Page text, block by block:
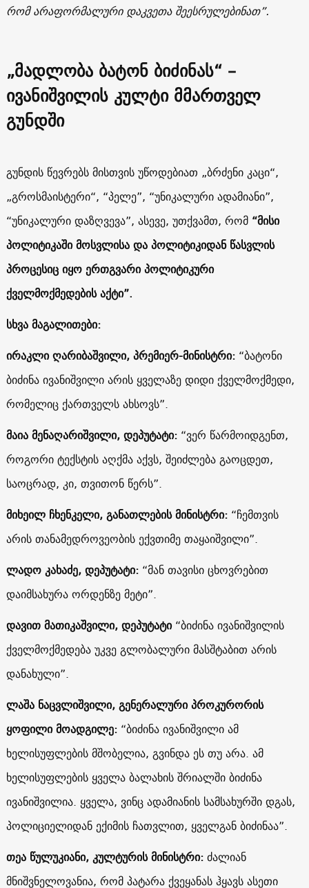
რომ არაფორმალური დაკვეთა შეესრულებინათ”.
„მადლობა ბატონ ბიძინას“ –
ივანიშვილის კულტი მმართველ
გუნდში
გუნდის წევრებს მისთვის უწოდებიათ „ბრძენი კაცი“,
„გროსმაისტერი“, “პელე”, “უნიკალური ადამიანი”,
“უნიკალური დაზღვევა”, ასევე, უთქვამთ, რომ“მისი
პოლიტიკაში მოსვლისა და პოლიტიკიდან წასვლის
პროცესიც იყო ერთგვარი პოლიტიკური
ქველმოქმედების აქტი”.
სხვა მაგალითები:
ირაკლი ღარიბაშვილი, პრემიერ-მინისტრი: “ბატონი
ბიძინა ივანიშვილი არის ყველაზე დიდი ქველმოქმედი,
რომელიც ქართველს ახსოვს”.
მაია მენაღარიშვილი, დეპუტატი:“ვერ წარმოიდგენთ,
როგორი ტექსტის აღქმა აქვს, შეიძლება გაოცდეთ,
საოცრად, კი, თვითონ წერს”.
მიხეილ ჩხენკელი, განათლების მინისტრი:“ჩემთვის
არის თანამედროვეობის ექვთიმე თაყაიშვილი”.
ლადო კახაძე, დეპუტატი: “მან თავისი ცხოვრებით
დაიმსახურა ორდენზე მეტი”.
დავით მათიკაშვილი, დეპუტატი“ბიძინა ივანიშვილის
ქველმოქმედება უკვე გლობალური მასშტაბით არის
დანახული”.
ლაშა ნაცვლიშვილი, გენერალური პროკურორის
ყოფილი მოადგილე: “ბიძინა ივანიშვილი ამ
ხელისუფლების მშობელია, გვინდა ეს თუ არა. ამ
ხელისუფლების ყველა ბალახის შრიალში ბიძინა
ივანიშვილია. ყველა, ვინც ადამიანის სამსახურში დგას,
პოლიციელიდან ექიმის ჩათვლით, ყველგან ბიძინაა”.
თეა წულუკიანი, კულტურის მინისტრი:ძალიან
მნიშვნელოვანია, რომ პატარა ქვეყანას ჰყავს ასეთი